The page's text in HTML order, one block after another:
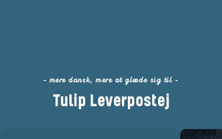
- mere dansk, mere at glæde sig til -
Tulip Leverpostej